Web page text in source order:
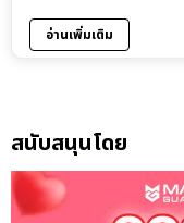
อ่านเพิ่มเติม
สนับสนุนโดย